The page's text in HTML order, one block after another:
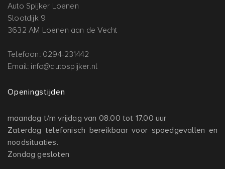
Auto Spijker Loenen
Slootdijk 9
3632 AM Loenen aan de Vecht
Telefoon: 0294-231442
Email: info@autospijker.nl
Openingstijden
maandag t/m vrijdag van 08.00 tot 17.00 uur
Zaterdag telefonisch bereikbaar voor spoedgevallen en
noodsituaties.
Zondag gesloten